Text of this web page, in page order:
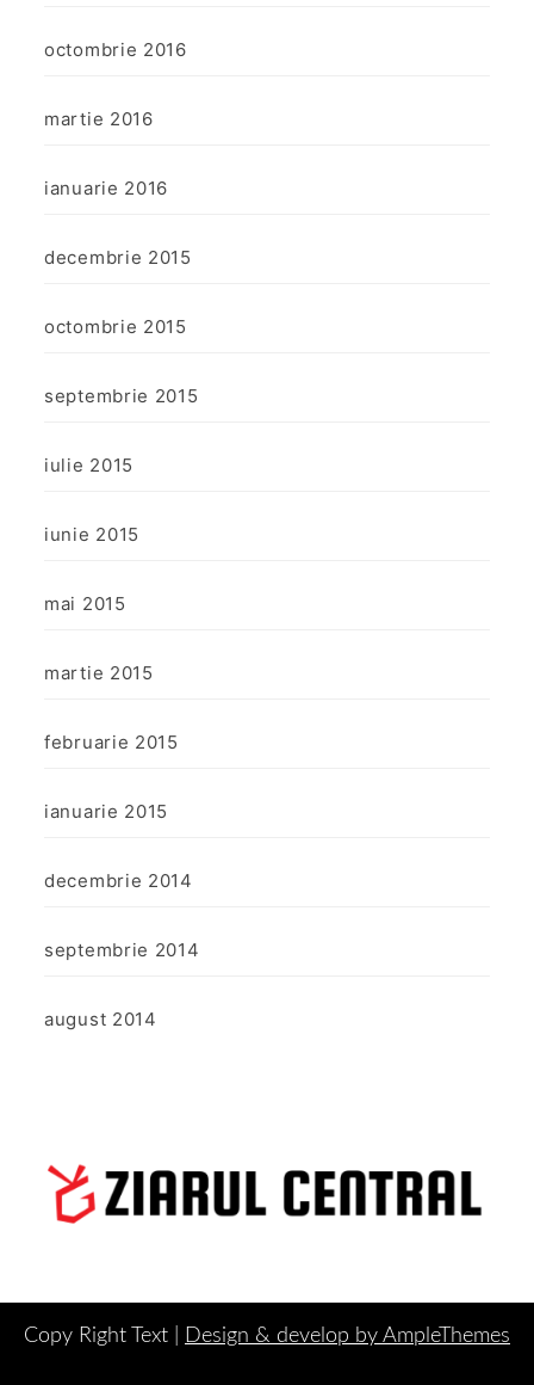
octombrie 2016
martie 2016
ianuarie 2016
decembrie 2015
octombrie 2015
septembrie 2015
iulie 2015
iunie 2015
mai 2015
martie 2015
februarie 2015
ianuarie 2015
decembrie 2014
septembrie 2014
august 2014
Copy Right Text | Design & develop by AmpleThemes